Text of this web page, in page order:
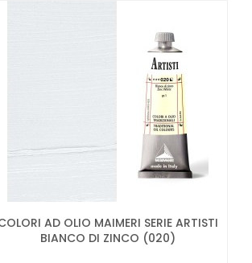
AD OLIO MAIMERI SERIE ARTISTI
BIANCO DI ZINCO (020)